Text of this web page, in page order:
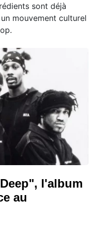
sont déjà
mouvement culturel
l'album
au